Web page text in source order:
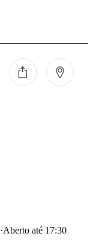
·Aberto até 17:30